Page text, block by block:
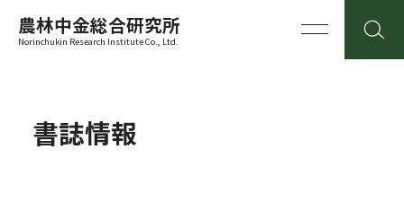
農林中金総合研究所
Norinchukin Research Institute Co., Ltd.
書誌情報